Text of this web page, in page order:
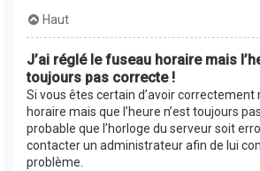
Haut
J’ai réglé le fuseau horaire mais
toujours pas correcte !
Si vous êtes certain d’avoir correctement
horaire mais que l’heure n’est toujours
probable que l’horloge du serveur soit
contacter un administrateur afin de lui
problème.